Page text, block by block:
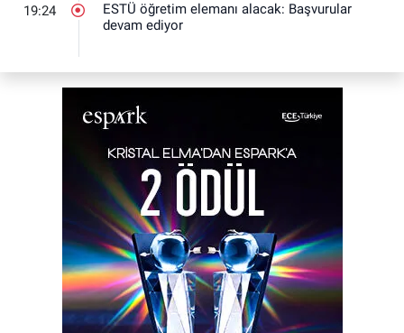
19:24
ESTÜ öğretim elemanı alacak: Başvurular
devam ediyor